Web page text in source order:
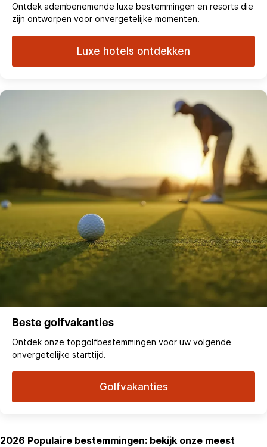
Ontdek adembenemende luxe bestemmingen en resorts die
zijn ontworpen voor onvergetelijke momenten.
Luxe hotels ontdekken
Beste golfvakanties
Ontdek onze topgolfbestemmingen voor uw volgende
onvergetelijke starttijd.
Golfvakanties
2026 Populaire bestemmingen: bekijk onze meest